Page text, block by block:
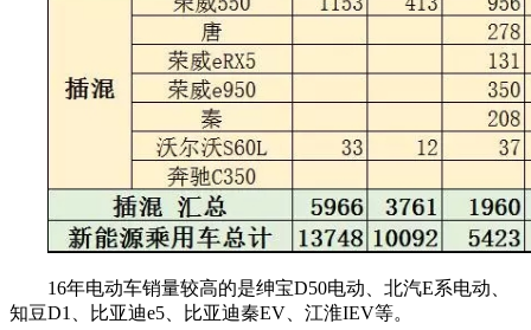
16年电动车销量较高的是绅宝D50电动、北汽E系电动、
知豆D1、比亚迪e5、比亚迪秦EV、江淮IEV等。